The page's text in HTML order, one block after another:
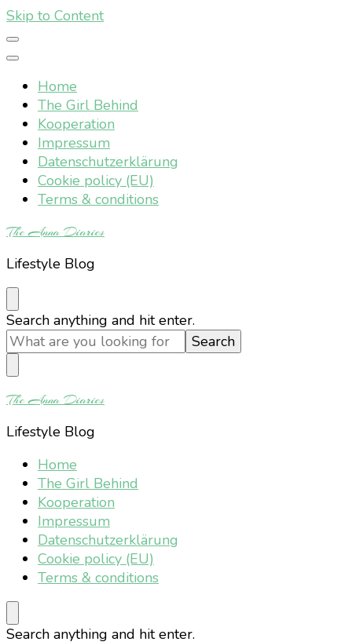
Skip to Content
Home
The Girl Behind
Kooperation
Impressum
Datenschutzerklärung
Cookie policy (EU)
Terms & conditions
The Anna Diaries
Lifestyle Blog
Looking
for
Something?
Search anything and hit enter.
The Anna Diaries
Lifestyle Blog
Home
The Girl Behind
Kooperation
Impressum
Datenschutzerklärung
Cookie policy (EU)
Terms & conditions
Looking
Search anything and hit enter.